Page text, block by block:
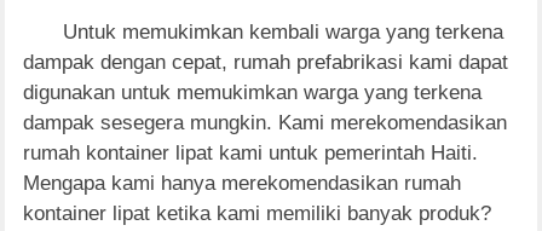
Untuk memukimkan kembali warga yang terkena
dampak dengan cepat, rumah prefabrikasi kami dapat
digunakan untuk memukimkan warga yang terkena
dampak sesegera mungkin. Kami merekomendasikan
rumah kontainer lipat kami untuk pemerintah Haiti.
Mengapa kami hanya merekomendasikan rumah
kontainer lipat ketika kami memiliki banyak produk?